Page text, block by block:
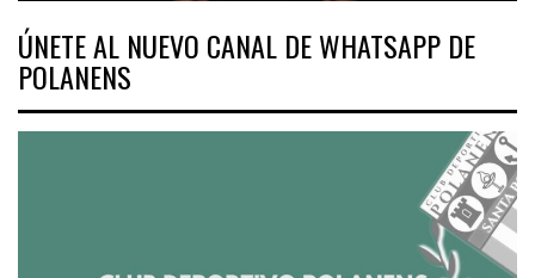
ÚNETE AL NUEVO CANAL DE WHATSAPP DE
POLANENS